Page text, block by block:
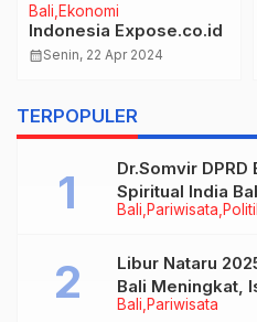
Bali Ekonomi
Indonesia Expose.co.id
calendar_monthSenin, 22 Apr 2024
TERPOPULER
Bali Pariwisata
Dr.Somvir
Spiritual India
Bali Pariwisata
Libur Nataru
Bali Meningkat,
Tidak Benar